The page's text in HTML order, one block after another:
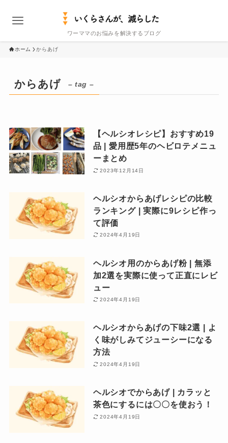
ワーママのお悩みを解決するブログ
ホーム からあげ
からあげ – tag –
【ヘルシオレシピ】おすすめ19
品 | 愛用歴5年のヘビロテメニュ
ーまとめ
2023年12月14日
ヘルシオからあげレシピの比較
ランキング | 実際に9レシピ作っ
て評価
2024年4月19日
ヘルシオ用のからあげ粉 | 無添
加2選を実際に使って正直にレビ
ュー
2024年4月19日
ヘルシオからあげの下味2選 | よ
く味がしみてジューシーになる
方法
2024年4月19日
ヘルシオでからあげ | カラッと
茶色にするには〇〇を使おう！
2024年4月19日